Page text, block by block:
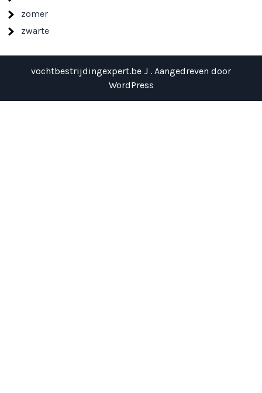
zomer
zwarte
vochtbestrijdingexpert.be J . Aangedreven door
WordPress